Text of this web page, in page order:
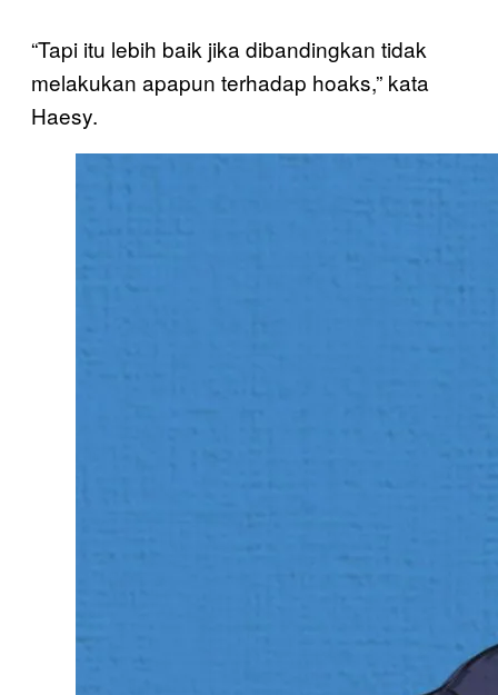
“Tapi itu lebih baik jika dibandingkan tidak
melakukan apapun terhadap hoaks,” kata
Haesy.